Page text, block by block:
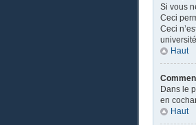
Si vous
Ceci
Ceci
Haut
Dans le
en
Haut